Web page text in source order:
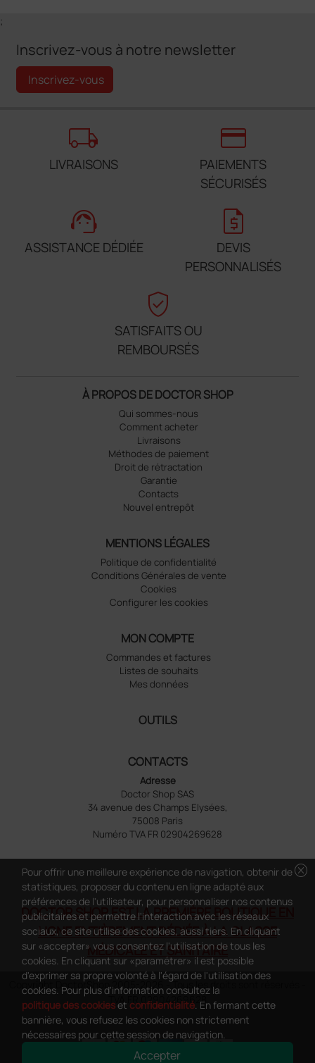
;
Inscrivez-vous à notre newsletter
Inscrivez-vous
local_shipping
LIVRAISONS
credit_card
PAIEMENTS
SÉCURISÉS
support_agent
ASSISTANCE DÉDIÉE
request_quote
DEVIS
PERSONNALISÉS
verified_user
SATISFAITS OU
REMBOURSÉS
À PROPOS DE DOCTOR SHOP
Qui sommes-nous
Comment acheter
Livraisons
Méthodes de paiement
Droit de rétractation
Garantie
Contacts
Nouvel entrepôt
MENTIONS LÉGALES
Politique de confidentialité
Conditions Générales de vente
Cookies
Configurer les cookies
MON COMPTE
Commandes et factures
Listes de souhaits
Mes données
OUTILS
CONTACTS
Adresse
Doctor Shop SAS
34 avenue des Champs Elysées,
75008 Paris
Numéro TVA FR 02904269628
DOCTOR SHOP EST LA PREMIÈRE BOUTIQUE EN
LIGNE ENTIÈREMENT DÉDIÉE À LA CLASSE
MÉDICALE ET SANITAIRE
Copyright DoctorShop 2005-2026 - Tous les droits sont réservés -
TVA FR 02904269628
cancel
Pour offrir une meilleure expérience de navigation, obtenir de
statistiques, proposer du contenu en ligne adapté aux
préférences de l'utilisateur, pour personnaliser nos contenus
publicitaires et permettre l'interaction avec les réseaux
sociaux, ce site utilise des cookies, aussi tiers. En cliquant
sur «accepter» vous consentez l'utilisation de tous les
cookies. En cliquant sur «paramétrer» il est possible
d'exprimer sa propre volonté à l'égard de l'utilisation des
cookies. Pour plus d'information consultez la
politique des cookieset confidentialité. En fermant cette
bannière, vous refusez les cookies non strictement
nécessaires pour cette session de navigation.
Accepter